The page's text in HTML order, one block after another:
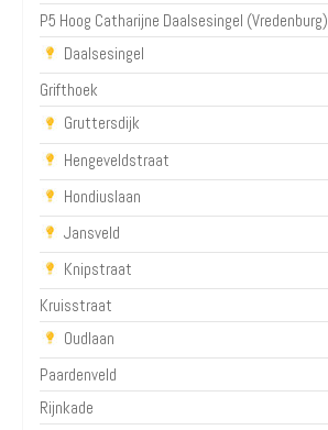
P5 Hoog Catharijne Daalsesingel (Vredenburg)
Daalsesingel
Grifthoek
Gruttersdijk
Hengeveldstraat
Hondiuslaan
Jansveld
Knipstraat
Kruisstraat
Oudlaan
Paardenveld
Rijnkade